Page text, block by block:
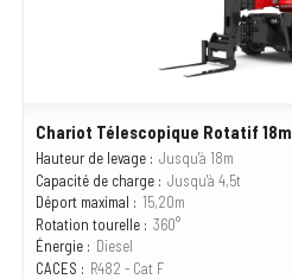
Chariot Télescopique Rotatif 18m
Hauteur de levage : Jusqu'à 18m
Capacité de charge : Jusqu'à 4,5t
Déport maximal : 15,20m
Rotation tourelle : 360°
Énergie : Diesel
CACES : R482 - Cat F